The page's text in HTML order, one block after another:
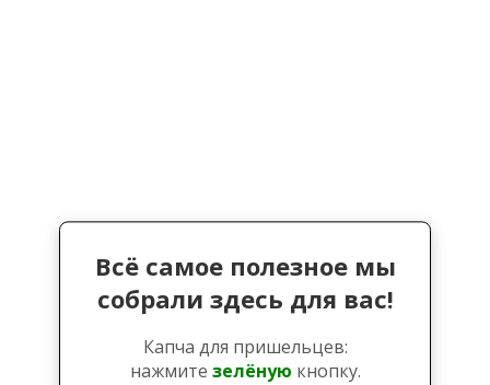
Всё самое полезное мы
собрали здесь для вас!
Капча для пришельцев:
нажмите зелёную кнопку.